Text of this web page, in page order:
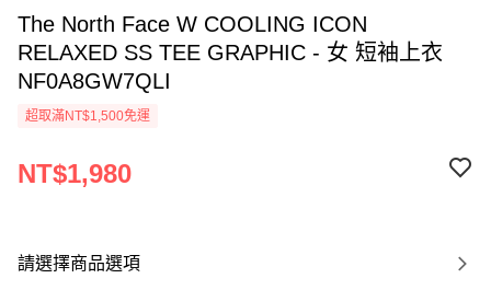
The North Face W COOLING ICON
RELAXED SS TEE GRAPHIC - 女 短袖上衣
NF0A8GW7QLI
超取滿NT$1,500免運
NT$1,980
請選擇商品選項